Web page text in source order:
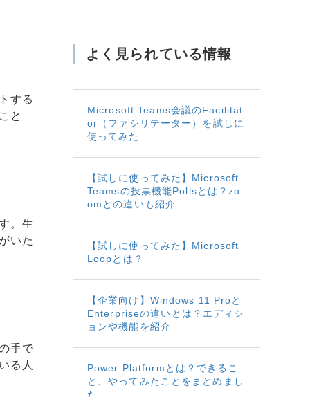
する
と
。生
いた
手で
る人
よく見られている情報
Microsoft Teams会議のFacilitat
or（ファシリテーター）を試しに
使ってみた
【試しに使ってみた】Microsoft
Teamsの投票機能Pollsとは？zo
omとの違いも紹介
【試しに使ってみた】Microsoft
Loopとは？
【企業向け】Windows 11 Proと
Enterpriseの違いとは？エディシ
ョンや機能を紹介
Power Platformとは？できるこ
と、やってみたことをまとめまし
た